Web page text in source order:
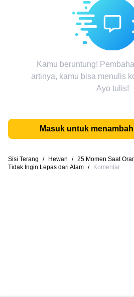
Kamu beruntung!
artinya, kamu bisa menulis
Ayo tulis!
Masuk untuk
Sisi Terang / Hewan / 25 Momen Saat
Tidak Ingin Lepas dari Alam / Komentar